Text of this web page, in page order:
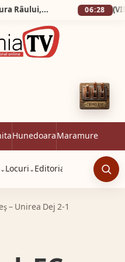
Silva Logistic Services. Orlat, Cibin, Gura Râului, Paltinis, Arena Platos, Iezeru Mare, drumul spre inima Mǎrginimii. 06:28
HunedoaraMaramureș
⌄ Locuri ⌄ Editorial
– Unirea Dej 2-1